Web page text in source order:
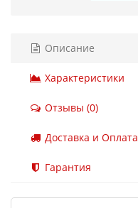
Описание
Характеристики
Отзывы (0)
Доставка и Оплата
Гарантия